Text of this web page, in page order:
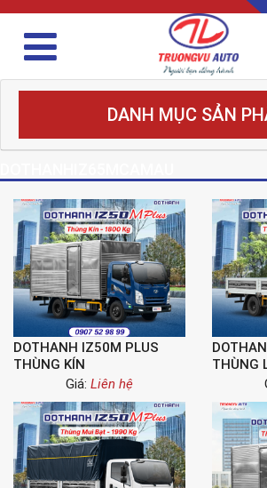
DANH MỤC SẢN
DOTHANH IZ50M PLUS
THÙNG KÍN
Giá: Liên hệ
THÙNG